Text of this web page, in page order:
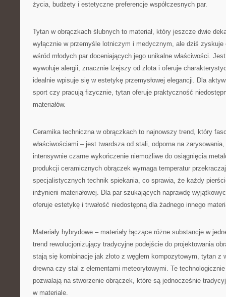
życia, budżety i estetyczne preferencje współczesnych par.
Tytan w obrączkach ślubnych to materiał, który jeszcze dwie
wyłącznie w przemyśle lotniczym i medycznym, ale dziś
wśród młodych par doceniających jego unikalne właściwości.
wywołuje alergii, znacznie lżejszy od złota i oferuje
idealnie wpisuje się w estetykę przemysłowej elegancji. Dla
sport czy pracują fizycznie, tytan oferuje praktyczność
materiałów.
Ceramika techniczna w obrączkach to najnowszy trend, który
właściwościami – jest twardsza od stali, odporna na
intensywnie czarne wykończenie niemożliwe do osiągnięcia
produkcji ceramicznych obrączek wymaga temperatur
specjalistycznych technik spiekania, co sprawia, że każdy
inżynierii materiałowej. Dla par szukających naprawdę
oferuje estetykę i trwałość niedostępną dla żadnego innego
Materiały hybrydowe – materiały łączące różne substancje w
trend rewolucjonizujący tradycyjne podejście do projektowania
stają się kombinacje jak złoto z węglem kompozytowym, tytan z
drewna czy stal z elementami meteorytowymi. Te
pozwalają na stworzenie obrączek, które są jednocześnie
w materiale.